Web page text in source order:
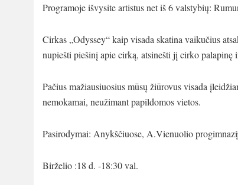
Programoje išvysite artistus net iš 6 valstybių:
Cirkas „Odyssey“ kaip visada skatina vaikučius
nupiešti piešinį apie cirką, atsinešti jį cirko palapinę
Pačius mažiausiuosius mūsų žiūrovus visada
nemokamai, neužimant papildomos vietos.
Pasirodymai: Anykščiuose, A.Vienuolio
Birželio :18 d. -18:30 val.